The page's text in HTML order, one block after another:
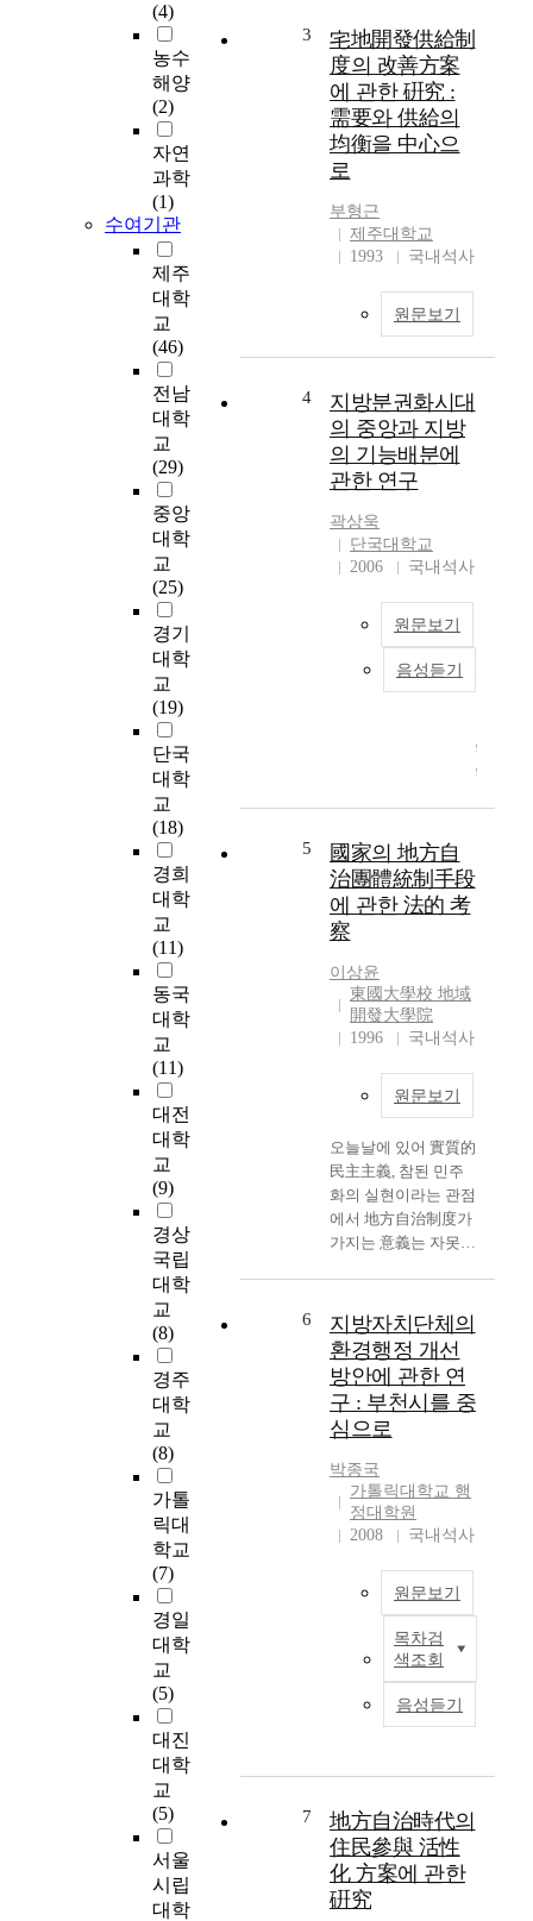
(4)
농수
해양
(2)
자연
과학
(1)
수여기관
제주
대학
교
(46)
전남
대학
교
(29)
중앙
대학
교
(25)
경기
대학
교
(19)
단국
대학
교
(18)
경희
대학
교
(11)
동국
대학
교
(11)
대전
대학
교
(9)
경상
국립
대학
교
(8)
경주
대학
교
(8)
가톨
릭대
학교
(7)
경일
대학
교
(5)
대진
대학
교
(5)
서울
시립
대학
policy and control the
policy implementation
process of local
government in terms
of rationality.
However, most
analysts who have
operations of the local
assembly in Korea
reach the conclusion
that the local assembly
is in need of reform.
Almost everything
about local assembly's
reconsidered,
redisigned and
reconstructed. In
particular, the council
refashioned; the local
assembly man's policy
activities need to be
redirected, and have to
be greatly improved
toward greater
efficiency and
accountability. In this
problems related to the
assembly's operations
are analyzed and
evaluated under the
context of efficiency
and accountability.
The research findings
problems lie not only
in the personalities
involved but also in
institutions
themselves. They are
'dysfunctional.' This is
a crucial reform
project that cannot
wait. A small, efficient
and accountable local
assembly is a good
guaranteeing clean
and smooth
operations, no policy
alternatives will
effectively function or
impress the taxpayers.
appropriate course of
action today, I argue,
is to correct what is
assembly and then let
the local assembly get
three elements should
be combined to
develop a force that is
and respect. They are,
first, budgetary
provisions to improve
the treatment of a local
assembly man and
3
宅地開發供給制
度의 改善方案
에 관한 硏究 :
需要와 供給의
均衡을 中心으
로
부형근
제주대학교
1993
국내석사
원문보기
4
지방분권화시대
의 중앙과 지방
의 기능배분에
관한 연구
곽상욱
단국대학교
2006
국내석사
원문보기
음성듣기
9
9
5
國家의 地方自
治團體統制手段
에 관한 法的 考
察
이상윤
東國大學校 地域
開發大學院
1996
국내석사
원문보기
오늘날에 있어 實質的
民主主義, 참된 민주
화의 실현이라는 관점
에서 地方自治制度가
가지는 意義는 자못
가리켜 「민주정치의
수련장」 또는 「민주
주의의 뿌리」라고도
부르는 것에서 쉽게
알 수 있다. 따라서 지
방자치제의 意義 및
방자치제가 형식적으
로뿐 아니라 실질적으
로 보장되고 운용될
한 전제라고 할 것이
며, 이는 地方自治團
어떻게 설정되느냐하
는 문제에 직결된다
할 것이다. 그러나, 地
方自治制의 가치에도
적인 상황의 변화 등
으로 인하여 지방자치
제의 의의가 점차 쇠
락하고 있는 것이 일
반적인 경향이라 할
6
지방자치단체의
환경행정 개선
방안에 관한 연
구 : 부천시를 중
심으로
박종국
가톨릭대학교 행
정대학원
2008
국내석사
원문보기
목차검
색조회
음성듣기
7
地方自治時代의
住民參與 活性
化 方案에 관한
硏究